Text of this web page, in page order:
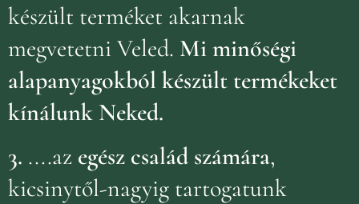
készült terméket akarnak
megvetetni Veled. Mi minőségi
alapanyagokból készült termékeket
kínálunk Neked.
3. ....az egész család számára,
kicsinytől-nagyig tartogatunk